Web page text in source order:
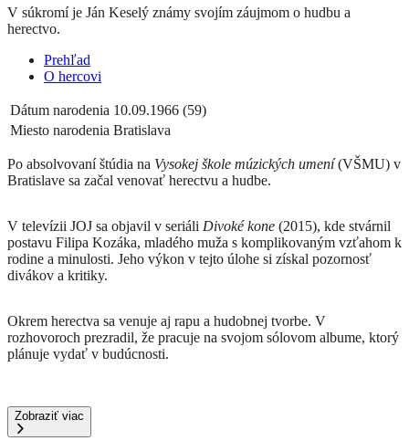
V súkromí je Ján Keselý známy svojím záujmom o hudbu a
herectvo.
Prehľad
O hercovi
Dátum narodenia 10.09.1966 (59)
Miesto narodenia Bratislava
Po absolvovaní štúdia na Vysokej škole múzických umení(VŠMU) v
Bratislave sa začal venovať herectvu a hudbe.
V televízii JOJ sa objavil v seriáli Divoké kone (2015), kde stvárnil
postavu Filipa Kozáka, mladého muža s komplikovaným vzťahom k
rodine a minulosti. Jeho výkon v tejto úlohe si získal pozornosť
divákov a kritiky.
Okrem herectva sa venuje aj rapu a hudobnej tvorbe. V
rozhovoroch prezradil, že pracuje na svojom sólovom albume, ktorý
plánuje vydať v budúcnosti.
Zobraziť viac